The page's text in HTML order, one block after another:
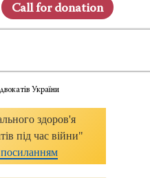
Сall for donation
України
здоров'я
під час війни"
посиланням